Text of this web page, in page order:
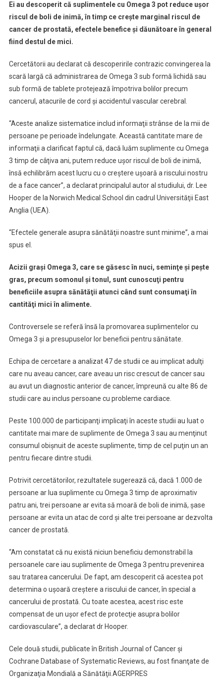
Ei au descoperit că suplimentele cu Omega 3 pot reduce uşor
riscul de boli de inimă, în timp ce creşte marginal riscul de
cancer de prostată, efectele benefice şi dăunătoare în general
fiind destul de mici.
Cercetătorii au declarat că descoperirile contrazic convingerea la
scară largă că administrarea de Omega 3 sub formă lichidă sau
sub formă de tablete protejează împotriva bolilor precum
cancerul, atacurile de cord şi accidentul vascular cerebral.
“Aceste analize sistematice includ informaţii strânse de la mii de
persoane pe perioade îndelungate. Această cantitate mare de
informaţii a clarificat faptul că, dacă luăm suplimente cu Omega
3 timp de câţiva ani, putem reduce uşor riscul de boli de inimă,
însă echilibrăm acest lucru cu o creştere uşoară a riscului nostru
de a face cancer”, a declarat principalul autor al studiului, dr. Lee
Hooper de la Norwich Medical School din cadrul Universităţii East
Anglia (UEA).
“Efectele generale asupra sănătăţii noastre sunt minime”, a mai
spus el.
Acizii graşi Omega 3, care se găsesc în nuci, seminţe şi peşte
gras, precum somonul şi tonul, sunt cunoscuţi pentru
beneficiile asupra sănătăţii atunci când sunt consumaţi în
cantităţi mici în alimente.
Controversele se referă însă la promovarea suplimentelor cu
Omega 3 şi a presupuselor lor beneficii pentru sănătate.
Echipa de cercetare a analizat 47 de studii ce au implicat adulţi
care nu aveau cancer, care aveau un risc crescut de cancer sau
au avut un diagnostic anterior de cancer, împreună cu alte 86 de
studii care au inclus persoane cu probleme cardiace.
Peste 100.000 de participanţi implicaţi în aceste studii au luat o
cantitate mai mare de suplimente de Omega 3 sau au menţinut
consumul obişnuit de aceste suplimente, timp de cel puţin un an
pentru fiecare dintre studii.
Potrivit cercetătorilor, rezultatele sugerează că, dacă 1.000 de
persoane ar lua suplimente cu Omega 3 timp de aproximativ
patru ani, trei persoane ar evita să moară de boli de inimă, şase
persoane ar evita un atac de cord şi alte trei persoane ar dezvolta
cancer de prostată.
“Am constatat că nu există niciun beneficiu demonstrabil la
persoanele care iau suplimente de Omega 3 pentru prevenirea
sau tratarea cancerului. De fapt, am descoperit că acestea pot
determina o uşoară creştere a riscului de cancer, în special a
cancerului de prostată. Cu toate acestea, acest risc este
compensat de un uşor efect de protecţie asupra bolilor
cardiovasculare”, a declarat dr Hooper.
Cele două studii, publicate în British Journal of Cancer şi
Cochrane Database of Systematic Reviews, au fost finanţate de
Organizaţia Mondială a Sănătăţii.AGERPRES